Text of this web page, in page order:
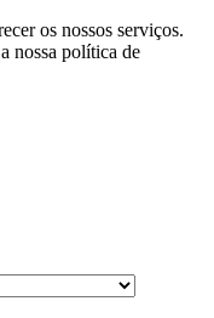
os nossos serviços.
nossa política de